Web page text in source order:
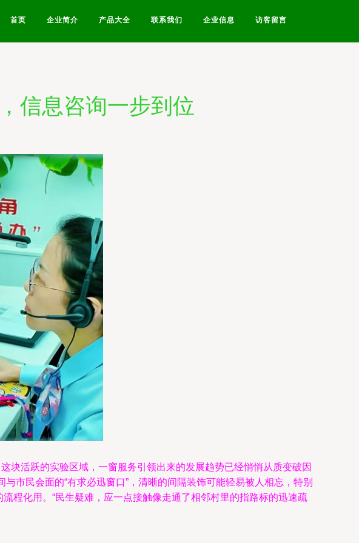
首页 企业简介 产品大全 联系我们 企业信息 访客留言
信息咨询一步到位
活跃的实验区域，一窗服务引领出来的发展趋势已经悄悄从质变破因
市民会面的“有求必迅窗口”，清晰的间隔装饰可能轻易被人相忘，特别
程化用。“民生疑难，应一点接触像走通了相邻村里的指路标的迅速疏